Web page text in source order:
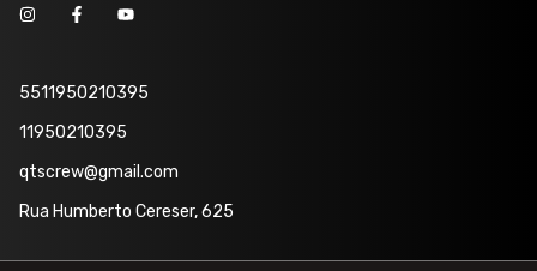
5511950210395
11950210395
qtscrew@gmail.com
Rua Humberto Cereser, 625